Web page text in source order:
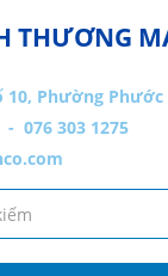
THƯƠNG
10, Phường Phước
- 076 303 1275